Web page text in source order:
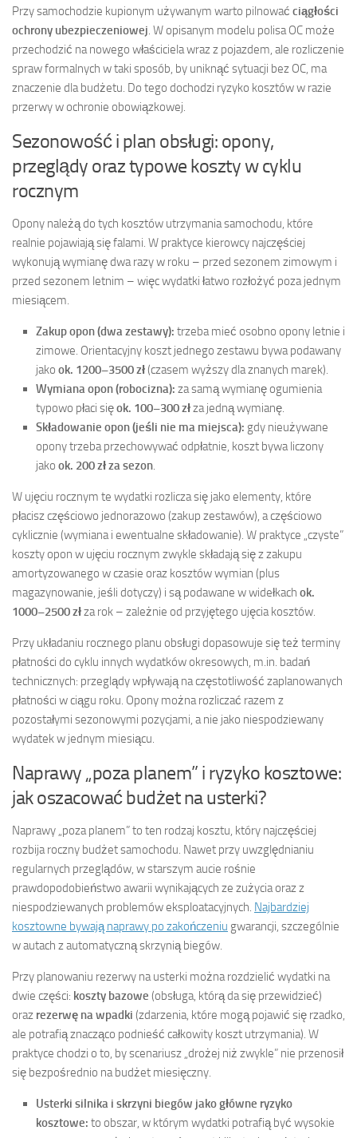
Przy samochodzie kupionym używanym warto pilnować ciągłości
ochrony ubezpieczeniowej. W opisanym modelu polisa OC może
przechodzić na nowego właściciela wraz z pojazdem, ale rozliczenie
spraw formalnych w taki sposób, by uniknąć sytuacji bez OC, ma
znaczenie dla budżetu. Do tego dochodzi ryzyko kosztów w razie
przerwy w ochronie obowiązkowej.
Sezonowość i plan obsługi: opony,
przeglądy oraz typowe koszty w cyklu
rocznym
Opony należą do tych kosztów utrzymania samochodu, które
realnie pojawiają się falami. W praktyce kierowcy najczęściej
wykonują wymianę dwa razy w roku – przed sezonem zimowym i
przed sezonem letnim – więc wydatki łatwo rozłożyć poza jednym
miesiącem.
Zakup opon (dwa zestawy): trzeba mieć osobno opony letnie i
zimowe. Orientacyjny koszt jednego zestawu bywa podawany
jako ok. 1200–3500 zł(czasem wyższy dla znanych marek).
Wymiana opon (robocizna): za samą wymianę ogumienia
typowo płaci sięok. 100–300 złza jedną wymianę.
Składowanie opon (jeśli nie ma miejsca): gdy nieużywane
opony trzeba przechowywać odpłatnie, koszt bywa liczony
jako ok. 200 zł za sezon.
W ujęciu rocznym te wydatki rozlicza się jako elementy, które
płacisz częściowo jednorazowo (zakup zestawów), a częściowo
cyklicznie (wymiana i ewentualne składowanie). W praktyce „czyste”
koszty opon w ujęciu rocznym zwykle składają się z zakupu
amortyzowanego w czasie oraz kosztów wymian (plus
magazynowanie, jeśli dotyczy) i są podawane w widełkach ok.
1000–2500 złza rok – zależnie od przyjętego ujęcia kosztów.
Przy układaniu rocznego planu obsługi dopasowuje się też terminy
płatności do cyklu innych wydatków okresowych, m.in. badań
technicznych: przeglądy wpływają na częstotliwość zaplanowanych
płatności w ciągu roku. Opony można rozliczać razem z
pozostałymi sezonowymi pozycjami, a nie jako niespodziewany
wydatek w jednym miesiącu.
Naprawy „poza planem” i ryzyko kosztowe:
jak oszacować budżet na usterki?
Naprawy „poza planem” to ten rodzaj kosztu, który najczęściej
rozbija roczny budżet samochodu. Nawet przy uwzględnianiu
regularnych przeglądów, w starszym aucie rośnie
prawdopodobieństwo awarii wynikających ze zużycia oraz z
niespodziewanych problemów eksploatacyjnych. Najbardziej
kosztowne bywają naprawy po zakończeniu gwarancji, szczególnie
w autach z automatyczną skrzynią biegów.
Przy planowaniu rezerwy na usterki można rozdzielić wydatki na
dwie części: koszty bazowe (obsługa, którą da się przewidzieć)
oraz rezerwę na wpadki (zdarzenia, które mogą pojawić się rzadko,
ale potrafią znacząco podnieść całkowity koszt utrzymania). W
praktyce chodzi o to, by scenariusz „drożej niż zwykle” nie przenosił
się bezpośrednio na budżet miesięczny.
Usterki silnika i skrzyni biegów jako główne ryzyko
kosztowe: to obszar, w którym wydatki potrafią być wysokie